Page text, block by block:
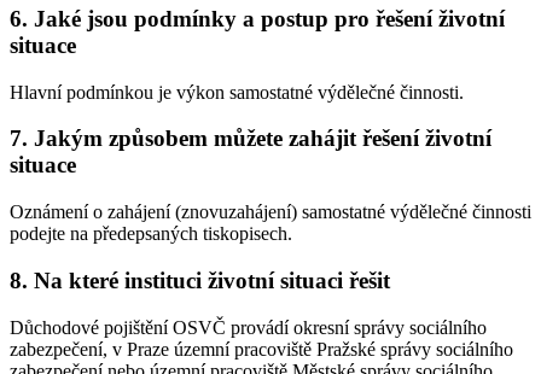
6. Jaké jsou podmínky a postup pro řešení životní
situace
Hlavní podmínkou je výkon samostatné výdělečné činnosti.
7. Jakým způsobem můžete zahájit řešení životní
situace
Oznámení o zahájení (znovuzahájení) samostatné výdělečné činnosti
podejte na předepsaných tiskopisech.
8. Na které instituci životní situaci řešit
Důchodové pojištění OSVČ provádí okresní správy sociálního
zabezpečení, v Praze územní pracoviště Pražské správy sociálního